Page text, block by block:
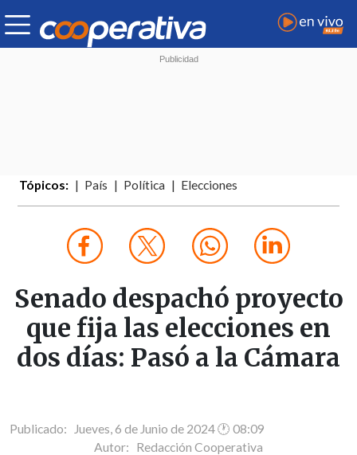
Tópicos: País Política Elecciones
Senado despachó proyecto
que fija las elecciones en
dos días: Pasó a la Cámara
Publicado: Jueves, 6 de Junio de 2024 🕐 08:09
Autor: Redacción Cooperativa